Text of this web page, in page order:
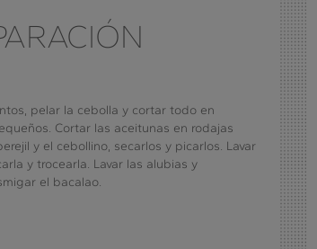
pelar la cebolla y cortar todo en
Cortar las aceitunas en rodajas
y el cebollino, secarlos y picarlos. Lavar
y trocearla. Lavar las alubias y
el bacalao.